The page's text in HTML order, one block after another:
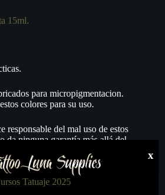
15ml.
para micropigmentacion.
colores para su uso.
responsable del mal uso de estos
da ninguna garantía más allá del
pieles sintéticas, fin al que está
Tatuaje 2025
x